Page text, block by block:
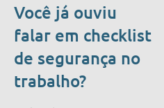
Você já ouviu
falar em checklist
de segurança no
trabalho?